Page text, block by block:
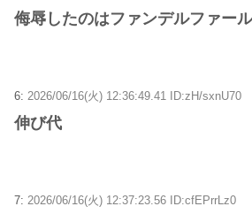
侮辱したのはファンデルファー
6: 2026/06/16(火) 12:36:49.41 ID:zH/sxnU70
伸び代
7: 2026/06/16(火) 12:37:23.56 ID:cfEPrrLz0